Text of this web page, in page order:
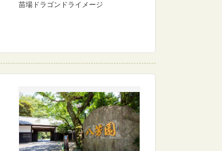
苗場ドラゴンドライメージ